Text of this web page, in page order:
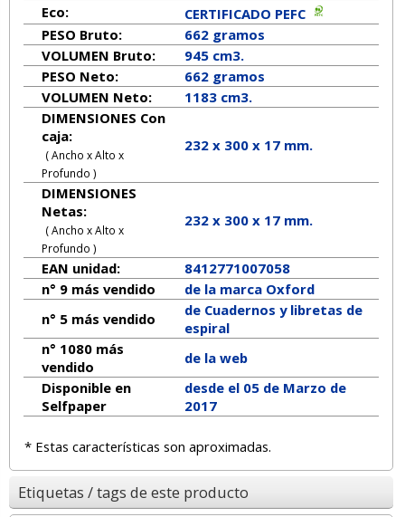
Eco:
CERTIFICADO PEFC
PESO Bruto:
662 gramos
VOLUMEN Bruto:
945 cm3.
PESO Neto:
662gramos
VOLUMEN Neto:
1183 cm3.
DIMENSIONES Con
caja:
( Ancho x Alto x
Profundo )
232 x 300 x 17 mm.
DIMENSIONES
Netas:
( Ancho x Alto x
Profundo )
232x 300x 17mm.
EAN unidad:
8412771007058
n° 9 más vendido
de la marca Oxford
n° 5 más vendido
de Cuadernos y libretas de
espiral
n° 1080 más
vendido
de la web
Disponible en
Selfpaper
desde el 05 de Marzo de
2017
* Estas características son aproximadas.
Etiquetas / tags de este producto